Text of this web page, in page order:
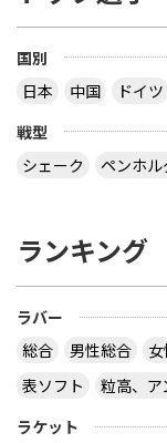
い とす
7.5% 以
なら接
ラケッ
る想定
いケース
板だっ
サイ
国別
日本
中国 ドイツ
戦型
シェーク
ペンホル
ランキング
ラバー
総合
男性総合
表ソフト
粒高、ア
ラケット